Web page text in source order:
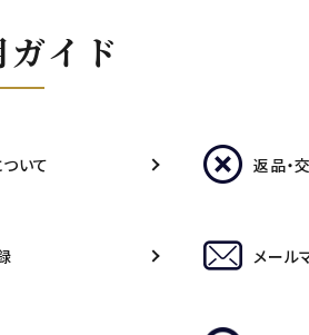
イド
いて 返品・
メール